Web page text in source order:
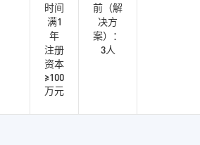
时间
满1
年
注册
资本
≥100
万元
前（解
决方
案）：
3人